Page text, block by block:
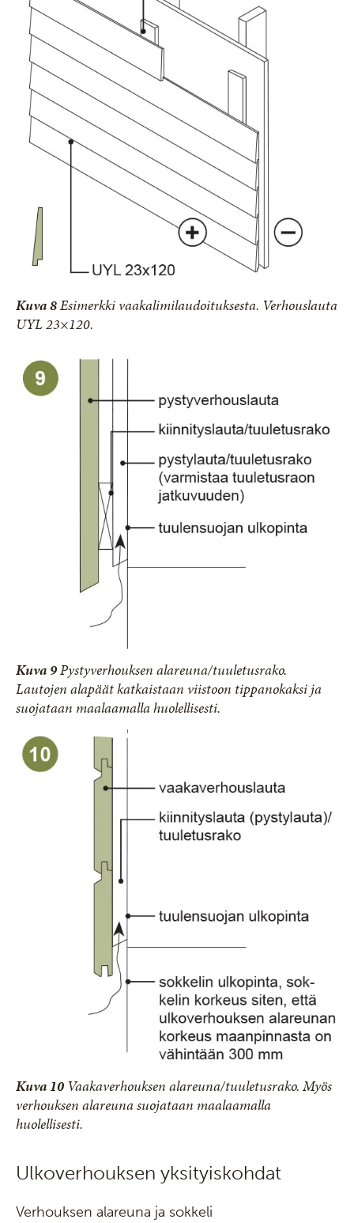
Kuva 8Esimerkki vaakalimilaudoituksesta. Verhouslauta
UYL 23×120.
Kuva 9Pystyverhouksen alareuna/tuuletusrako.
Lautojen alapäät katkaistaan viistoon tippanokaksi ja
suojataan maalaamalla huolellisesti.
Kuva 10 Vaakaverhouksen alareuna/tuuletusrako. Myös
verhouksen alareuna suojataan maalaamalla
huolellisesti.
Ulkoverhouksen yksityiskohdat
Verhouksen alareuna ja sokkeli